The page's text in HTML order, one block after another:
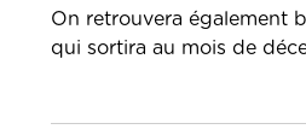
On retrouvera également
qui sortira au mois de